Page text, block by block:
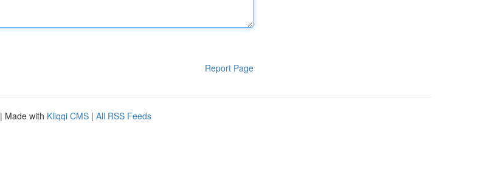
Report Page
| Made with Kliqqi CMS | All RSS Feeds